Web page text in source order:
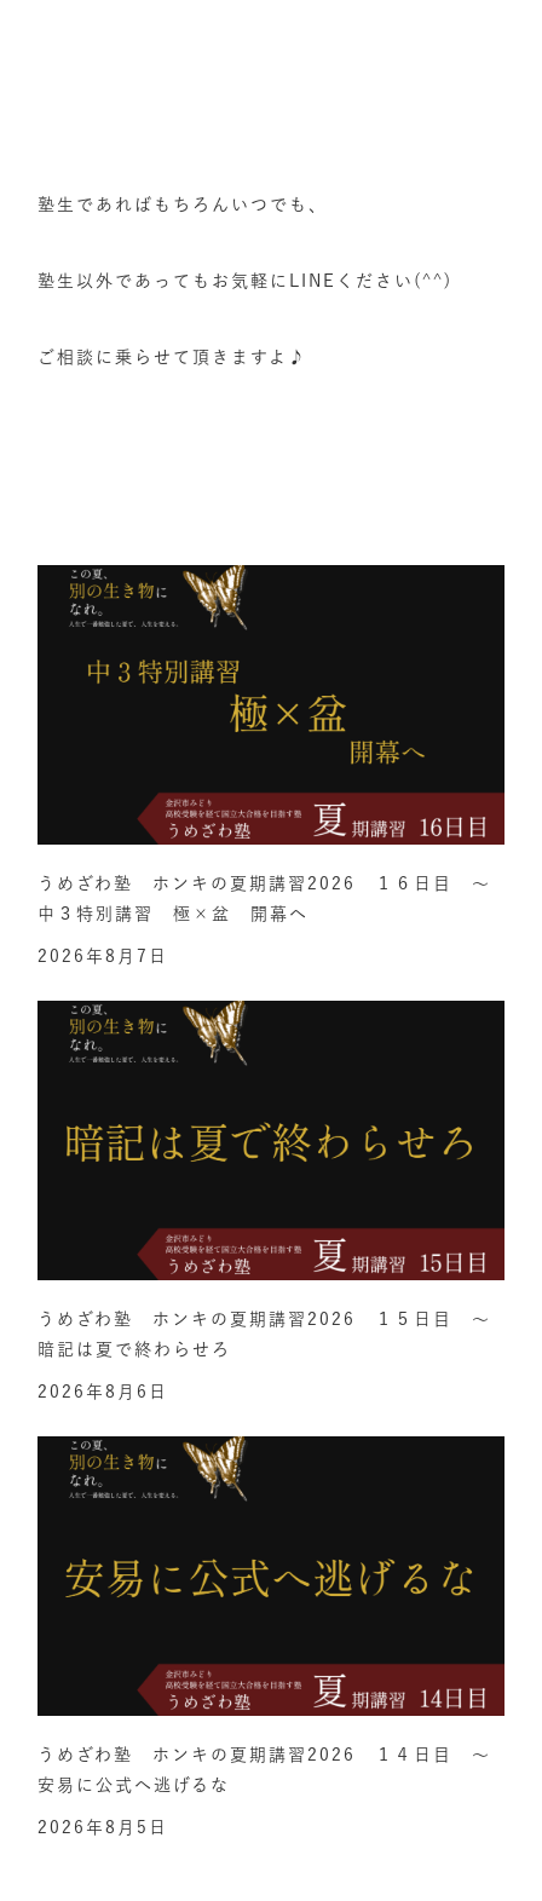
塾生であればもちろんいつでも、
塾生以外であってもお気軽にLINEください(^^)
ご相談に乗らせて頂きますよ♪
うめざわ塾 ホンキの夏期講習2026 １６日目 ～
中３特別講習 極×盆 開幕へ
2026年8月7日
うめざわ塾 ホンキの夏期講習2026 １５日目 ～
暗記は夏で終わらせろ
2026年8月6日
うめざわ塾 ホンキの夏期講習2026 １４日目 ～
安易に公式へ逃げるな
2026年8月5日